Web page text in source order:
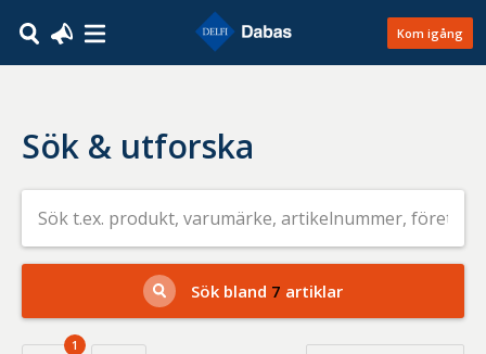
Kom igång
Sök & utforska
Sök
efter
livsmedel
på
t.ex.
produkt,
varumärke,
artikelnummer,
Sök bland 7 artiklar
1